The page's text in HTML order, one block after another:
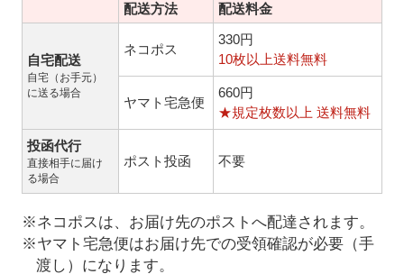
配送方法 配送料金
自宅配送
自宅（お手元）
に送る場合
ネコポス
330円
10枚以上送料無料
ヤマト宅急便
660円
★規定枚数以上 送料無料
投函代行
直接相手に届け
る場合
ポスト投函 不要
※ネコポスは、お届け先のポストへ配達されます。
※ヤマト宅急便はお届け先での受領確認が必要（手
渡し）になります。